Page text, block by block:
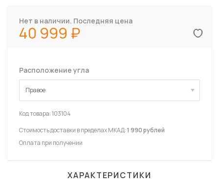
Нет в наличии. Последняя цена
40 999
Расположение угла
Правое
Правое
Код товара:103104
Стоимость доставки в пределах МКАД:1 990 рублей
Оплата при получении
ХАРАКТЕРИСТИКИ